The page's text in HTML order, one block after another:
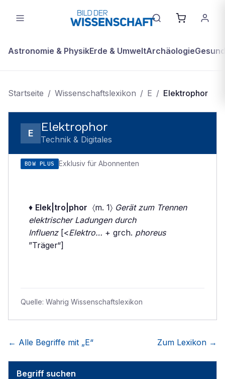
Astronomie & PhysikErde & UmweltArchäologie
Startseite / Wissenschaftslexikon / E / Elektrophor
E Elektrophor
Technik & Digitales
BDW PLUS Exklusiv für Abonnenten
♦ Elek|tro|phor 〈m. 1〉 Gerät zum Trennen
elektrischer Ladungen durch
Influenz[<Elektro… + grch. phoreus
”Träger“]
Quelle: Wahrig Wissenschaftslexikon
← Alle Begriffe mit „E“ Zum Lexikon →
Begriff suchen